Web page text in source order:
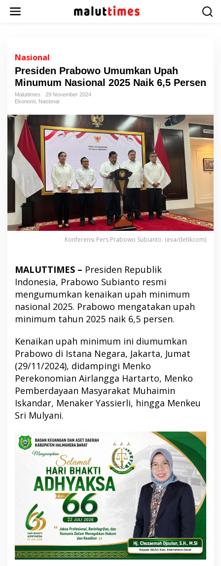
Nasional
Presiden Prabowo Umumkan Upah
Minumum Nasional 2025 Naik 6,5 Persen
Maluttimes
29 November 2024
Ekonomi Nasional
Konferensi Pers Prabowo Subianto. (eva/detikcom)
MALUTTIMES – Presiden Republik
Indonesia, Prabowo Subianto resmi
mengumumkan kenaikan upah minimum
nasional 2025. Prabowo mengatakan upah
minimum tahun 2025 naik 6,5 persen.
Kenaikan upah minimum ini diumumkan
Prabowo di Istana Negara, Jakarta, Jumat
(29/11/2024), didampingi Menko
Perekonomian Airlangga Hartarto, Menko
Pemberdayaan Masyarakat Muhaimin
Iskandar, Menaker Yassierli, hingga Menkeu
Sri Mulyani.